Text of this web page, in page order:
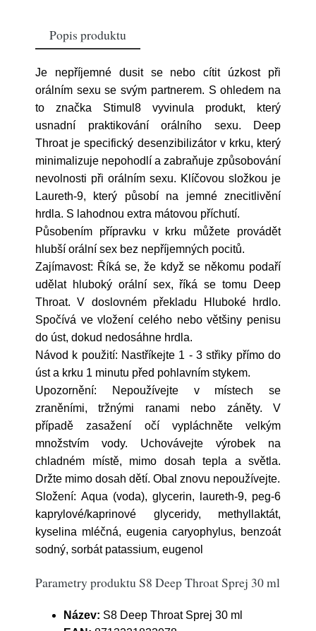
Popis produktu
Je nepříjemné dusit se nebo cítit úzkost při
orálním sexu se svým partnerem. S ohledem na
to značka Stimul8 vyvinula produkt, který
usnadní praktikování orálního sexu. Deep
Throat je specifický desenzibilizátor v krku, který
minimalizuje nepohodlí a zabraňuje způsobování
nevolnosti při orálním sexu. Klíčovou složkou je
Laureth-9, který působí na jemné znecitlivění
hrdla. S lahodnou extra mátovou příchutí.
Působením přípravku v krku můžete provádět
hlubší orální sex bez nepříjemných pocitů.
Zajímavost: Říká se, že když se někomu podaří
udělat hluboký orální sex, říká se tomu Deep
Throat. V doslovném překladu Hluboké hrdlo.
Spočívá ve vložení celého nebo většiny penisu
do úst, dokud nedosáhne hrdla.
Návod k použití: Nastříkejte 1 - 3 střiky přímo do
úst a krku 1 minutu před pohlavním stykem.
Upozornění: Nepoužívejte v místech se
zraněními, tržnými ranami nebo záněty. V
případě zasažení očí vypláchněte velkým
množstvím vody. Uchovávejte výrobek na
chladném místě, mimo dosah tepla a světla.
Držte mimo dosah dětí. Obal znovu nepoužívejte.
Složení: Aqua (voda), glycerin, laureth-9, peg-6
kaprylové/kaprinové glyceridy, methyllaktát,
kyselina mléčná, eugenia caryophylus, benzoát
sodný, sorbát patassium, eugenol
Parametry produktu S8 Deep Throat Sprej 30 ml
Název: S8 Deep Throat Sprej 30 ml